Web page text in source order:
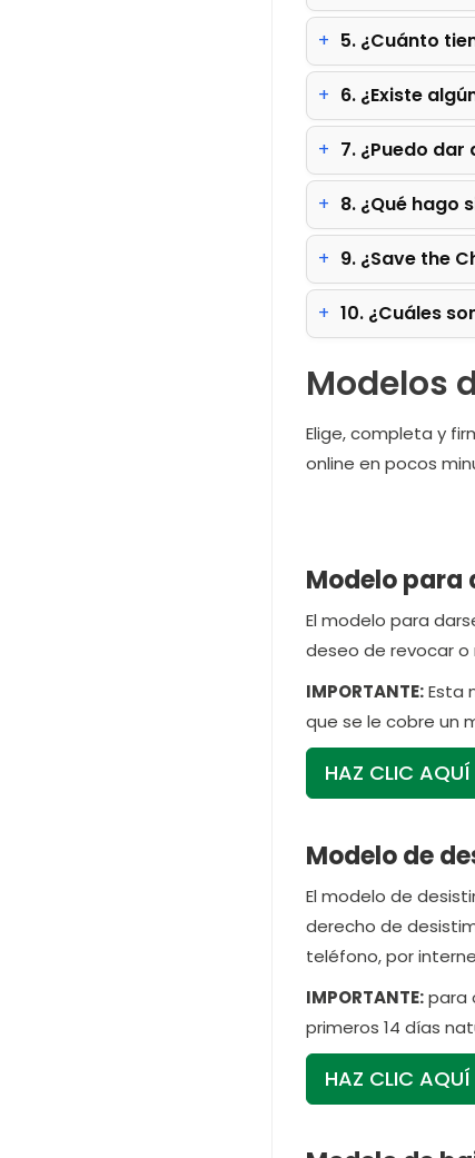
5. ¿Cuánto
6. ¿Existe
7. ¿Puedo
8. ¿Qué hago
9. ¿Save the
10. ¿Cuáles
Modelos
Elige, completa y
online en pocos
Modelo para
El modelo para
deseo de revocar
IMPORTANTE:Esta
que se le cobre un
HAZ CLIC
Modelo de
El modelo de
derecho de
teléfono, por
IMPORTANTE:para
primeros 14 días
HAZ CLIC